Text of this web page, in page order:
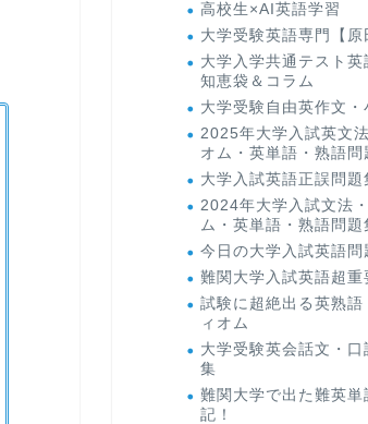
高校生×AI英語学習
大学受験英語専門【原
大学入学共通テスト英
知恵袋＆コラム
大学受験自由英作文・
2025年大学入試英文
オム・英単語・熟語問
大学入試英語正誤問題
2024年大学入試文法
ム・英単語・熟語問題
今日の大学入試英語問
難関大学入試英語超重
試験に超絶出る英熟語
ィオム
大学受験英会話文・口
集
難関大学で出た難英単
記！